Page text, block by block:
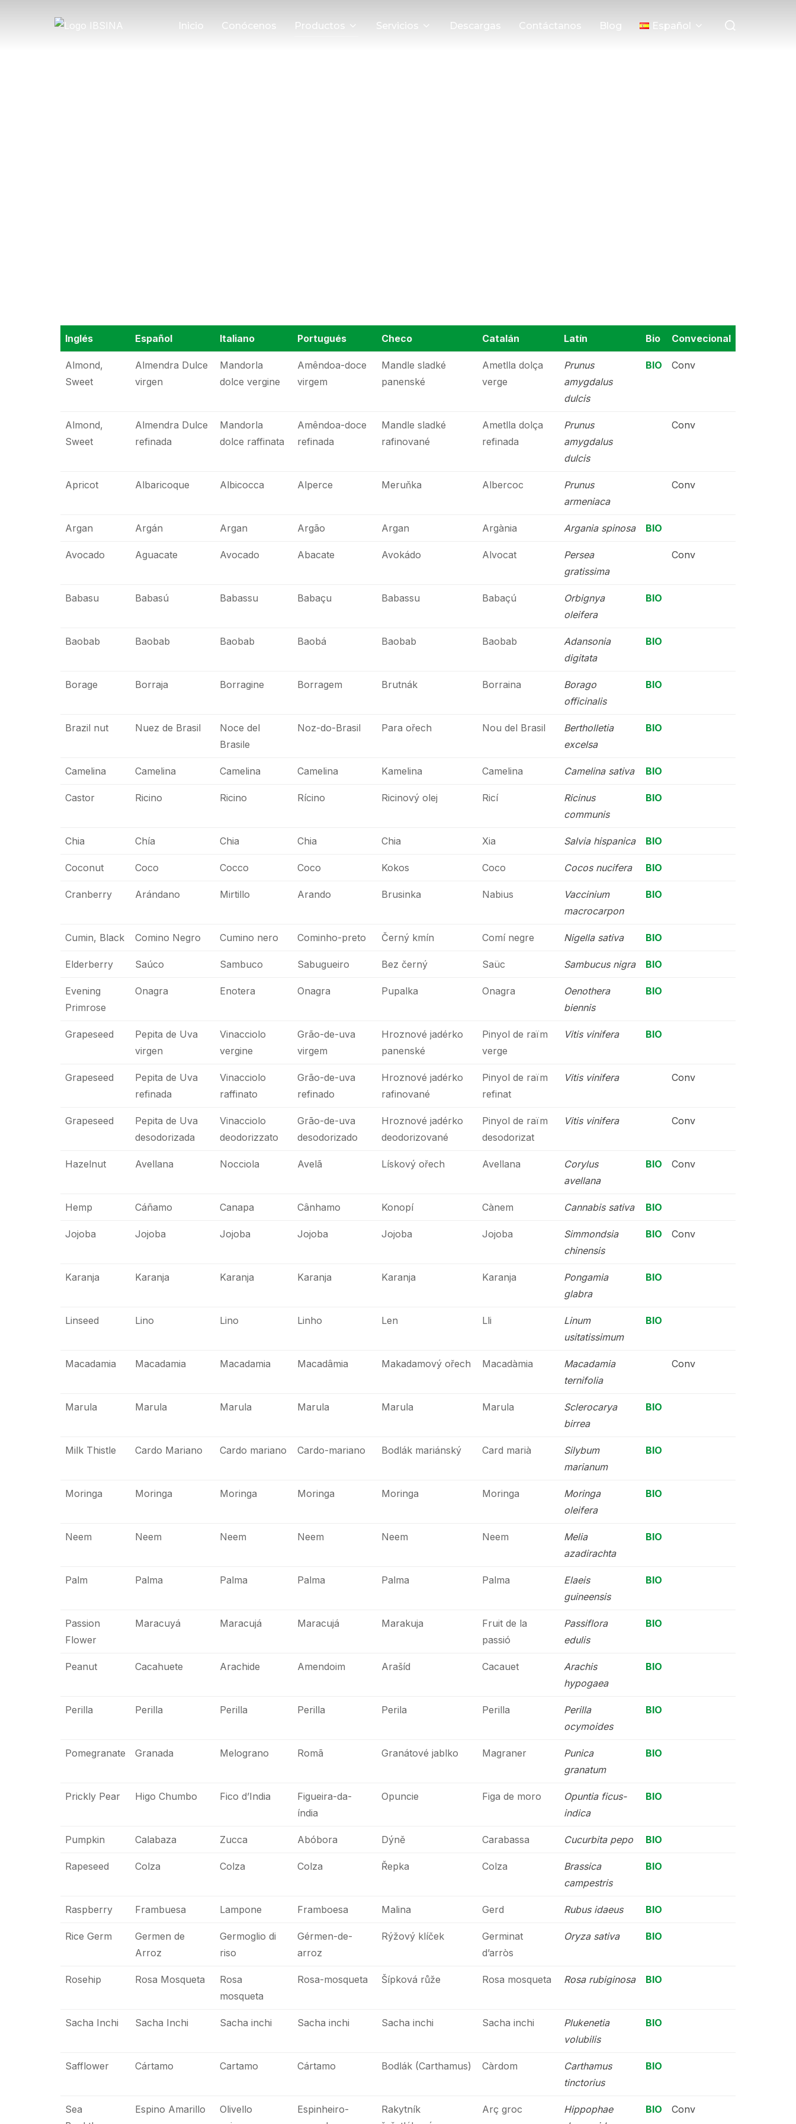
Inicio Conócenos Productos Servicios Descargas Contáctanos Blog Español
Inglés Español Italiano Portugués Checo Catalán Latín Bio Convecional
Almond,
Sweet
Almendra Dulce
virgen
Mandorla
dolce vergine
Amêndoa-doce
virgem
Mandle sladké
panenské
Ametlla dolça
verge
Prunus
amygdalus
dulcis
BIO Conv
Almond,
Sweet
Almendra Dulce
refinada
Mandorla
dolce raffinata
Amêndoa-doce
refinada
Mandle sladké
rafinované
Ametlla dolça
refinada
Prunus
amygdalus
dulcis
Conv
Apricot Albaricoque Albicocca Alperce Meruňka Albercoc
Prunus
armeniaca
Conv
Argan Argán Argan Argão Argan Argània Argania spinosa BIO
Avocado Aguacate Avocado Abacate Avokádo Alvocat
Persea
gratissima
Conv
Babasu Babasú Babassu Babaçu Babassu Babaçú
Orbignya
oleifera
BIO
Baobab Baobab Baobab Baobá Baobab Baobab
Adansonia
digitata
BIO
Borage Borraja Borragine Borragem Brutnák Borraina
Borago
officinalis
BIO
Brazil nut Nuez de Brasil
Noce del
Brasile
Noz-do-Brasil Para ořech Nou del Brasil
Bertholletia
excelsa
BIO
Camelina Camelina Camelina Camelina Kamelina Camelina Camelina sativa BIO
Castor Ricino Ricino Rícino Ricinový olej Ricí
Ricinus
communis
BIO
Chia Chía Chia Chia Chia Xia Salvia hispanica BIO
Coconut Coco Cocco Coco Kokos Coco Cocos nucifera BIO
Cranberry Arándano Mirtillo Arando Brusinka Nabius
Vaccinium
macrocarpon
BIO
Cumin, Black Comino Negro Cumino nero Cominho-preto Černý kmín Comí negre Nigella sativa BIO
Elderberry Saúco Sambuco Sabugueiro Bez černý Saüc Sambucus nigra BIO
Evening
Primrose
Onagra Enotera Onagra Pupalka Onagra
Oenothera
biennis
BIO
Grapeseed
Pepita de Uva
virgen
Vinacciolo
vergine
Grão-de-uva
virgem
Hroznové jadérko
panenské
Pinyol de raïm
verge
Vitis vinifera BIO
Grapeseed
Pepita de Uva
refinada
Vinacciolo
raffinato
Grão-de-uva
refinado
Hroznové jadérko
rafinované
Pinyol de raïm
refinat
Vitis vinifera Conv
Grapeseed
Pepita de Uva
desodorizada
Vinacciolo
deodorizzato
Grão-de-uva
desodorizado
Hroznové jadérko
deodorizované
Pinyol de raïm
desodorizat
Vitis vinifera Conv
Hazelnut Avellana Nocciola Avelã Lískový ořech Avellana
Corylus
avellana
BIO Conv
Hemp Cáñamo Canapa Cânhamo Konopí Cànem Cannabis sativa BIO
Jojoba Jojoba Jojoba Jojoba Jojoba Jojoba
Simmondsia
chinensis
BIO Conv
Karanja Karanja Karanja Karanja Karanja Karanja
Pongamia
glabra
BIO
Linseed Lino Lino Linho Len Lli
Linum
usitatissimum
BIO
Macadamia Macadamia Macadamia Macadâmia Makadamový ořech Macadàmia
Macadamia
ternifolia
Conv
Marula Marula Marula Marula Marula Marula
Sclerocarya
birrea
BIO
Milk Thistle Cardo Mariano Cardo mariano Cardo-mariano Bodlák mariánský Card marià
Silybum
marianum
BIO
Moringa Moringa Moringa Moringa Moringa Moringa
Moringa
oleifera
BIO
Neem Neem Neem Neem Neem Neem
Melia
azadirachta
BIO
Palm Palma Palma Palma Palma Palma
Elaeis
guineensis
BIO
Passion
Flower
Maracuyá Maracujá Maracujá Marakuja
Fruit de la
passió
Passiflora
edulis
BIO
Peanut Cacahuete Arachide Amendoim Arašíd Cacauet
Arachis
hypogaea
BIO
Perilla Perilla Perilla Perilla Perila Perilla
Perilla
ocymoides
BIO
Pomegranate Granada Melograno Romã Granátové jablko Magraner
Punica
granatum
BIO
Prickly Pear Higo Chumbo Fico d’India
Figueira-da-
índia
Opuncie Figa de moro
Opuntia ficus-
indica
BIO
Pumpkin Calabaza Zucca Abóbora Dýně Carabassa Cucurbita pepo BIO
Rapeseed Colza Colza Colza Řepka Colza
Brassica
campestris
BIO
Raspberry Frambuesa Lampone Framboesa Malina Gerd Rubus idaeus BIO
Rice Germ
Germen de
Arroz
Germoglio di
riso
Gérmen-de-
arroz
Rýžový klíček
Germinat
d’arròs
Oryza sativa BIO
Rosehip Rosa Mosqueta
Rosa
mosqueta
Rosa-mosqueta Šípková růže Rosa mosqueta Rosa rubiginosa BIO
Sacha Inchi Sacha Inchi Sacha inchi Sacha inchi Sacha inchi Sacha inchi
Plukenetia
volubilis
BIO
Safflower Cártamo Cartamo Cártamo Bodlák (Carthamus) Càrdom
Carthamus
tinctorius
BIO
Sea
Espino Amarillo
Olivello
Espinheiro-
Rakytník
Arç groc
Hippophae
BIO Conv